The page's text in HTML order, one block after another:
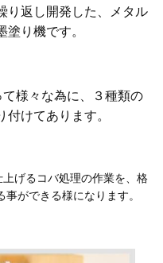
り返し開発した、メタル
り機です。
様々な為に、３種類の
けてあります。
げるコバ処理の作業を、格
ができる様になります。